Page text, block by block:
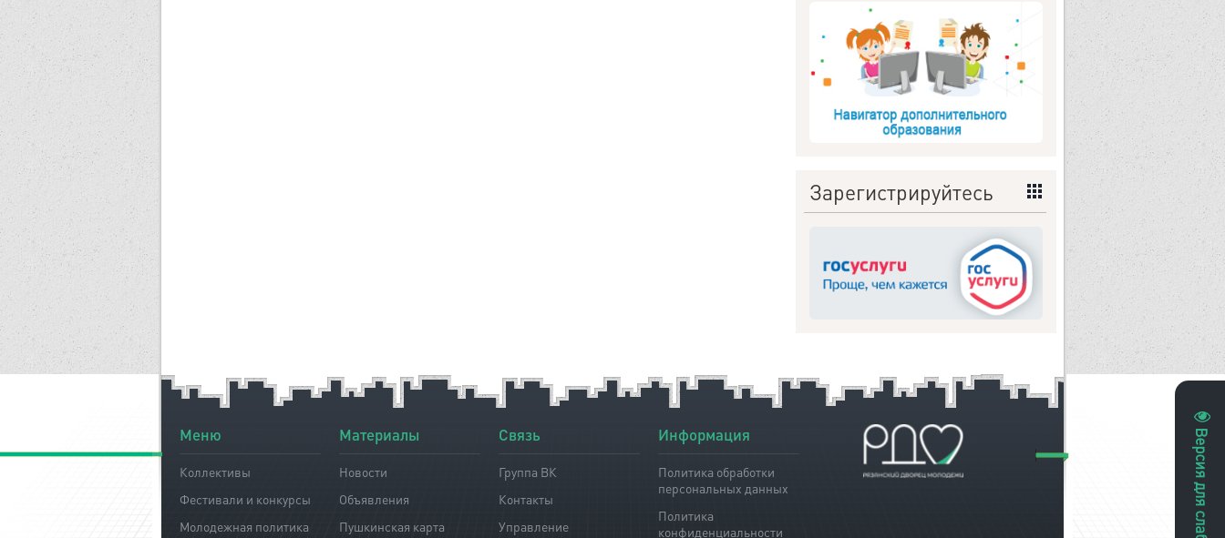
Зарегистрируйтесь
Меню
Коллективы
Фестивали и конкурсы
Молодежная политика
Материалы
Новости
Объявления
Пушкинская карта
Связь
Группа ВК
Контакты
Управление
Информация
Политика обработки
персональных данных
Политика
конфиденциальности